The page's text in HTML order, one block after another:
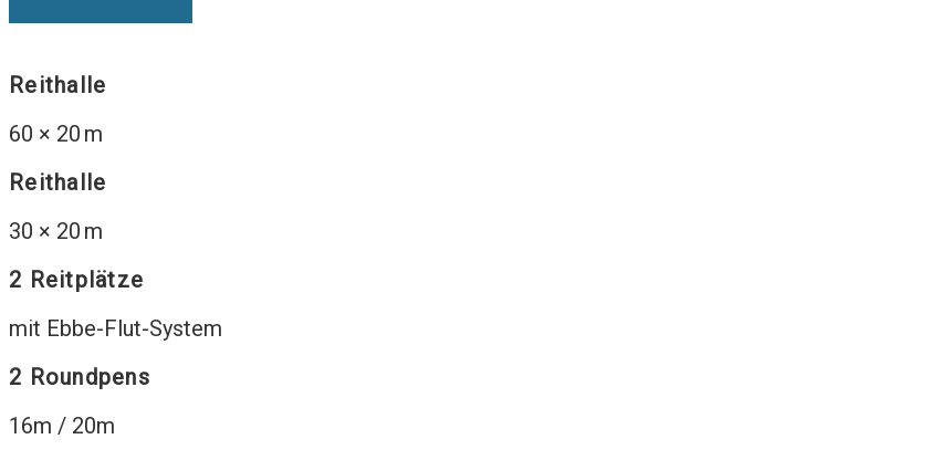
Reithalle
60 × 20 m
Reithalle
30 × 20 m
2 Reitplätze
mit Ebbe-Flut-System
2 Roundpens
16m / 20m